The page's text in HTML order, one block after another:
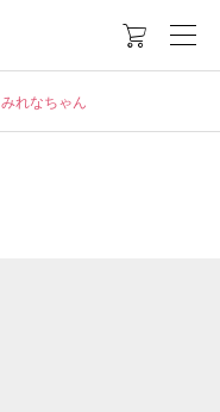

みれなちゃん